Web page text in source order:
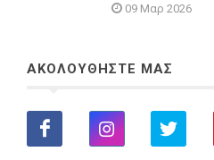
09 Μαρ 2026
ΑΚΟΛΟΥΘΗΣΤΕ ΜΑΣ